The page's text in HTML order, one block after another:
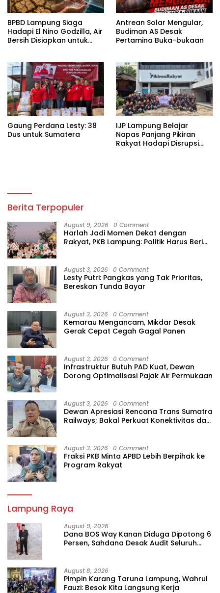
BPBD Lampung Siaga
Hadapi El Nino Godzilla, Air
Bersih Disiapkan untuk
Antrean Solar Mengular,
Budiman AS Desak
Pertamina Buka-bukaan
Gaung Perdana Lesty: 38
Dus untuk Sumatera
IJP Lampung Belajar
Napas Panjang Pikiran
Rakyat Hadapi Disrupsi
Berita Terpopuler
August 9, 2026 0 Comment
Harlah Jadi Momen Dekat dengan
Rakyat, PKB Lampung: Politik Harus Beri
August 3, 2026 0 Comment
Lesty Putri: Pangkas yang Tak Prioritas,
Bereskan Tunda Bayar
August 3, 2026 0 Comment
Kemarau Mengancam, Mikdar Desak
Gerak Cepat Cegah Gagal Panen
August 3, 2026 0 Comment
Infrastruktur Butuh PAD Kuat, Dewan
Dorong Optimalisasi Pajak Air Permukaan
August 3, 2026 0 Comment
Dewan Apresiasi Rencana Trans Sumatra
Railways; Bakal Perkuat Konektivitas dan
August 3, 2026 0 Comment
Fraksi PKB Minta APBD Lebih Berpihak ke
Program Rakyat
Lampung Raya
August 9, 2026
Dana BOS Way Kanan Diduga Dipotong 6
Persen, Sahdana Desak Audit Seluruh
August 8, 2026
Pimpin Karang Taruna Lampung, Wahrul
Fauzi: Besok Kita Langsung Kerja